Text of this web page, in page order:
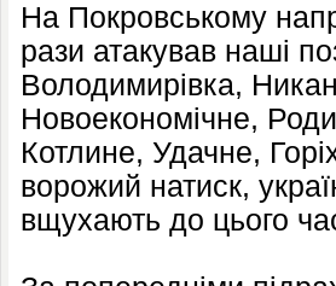
На Покровському
рази атакував наші
Володимирівка,
Новоекономічне,
Котлине, Удачне,
ворожий натиск,
вщухають до цього